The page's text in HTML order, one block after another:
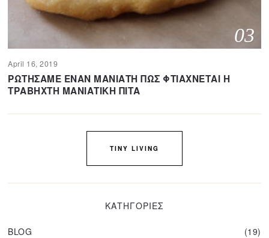
03
April 16, 2019
p
r
i
1
ΡΩΤΗΣΑΜΕ ΕΝΑΝ ΜΑΝΙΑΤΗ ΠΩΣ ΦΤΙΑΧΝΕΤΑΙ Η
ΤΡΑΒΗΧΤΗ ΜΑΝΙΑΤΙΚΗ ΠΙΤΑ
TINY LIVING
ΚΑΤΗΓΟΡΙΕΣ
BLOG
19